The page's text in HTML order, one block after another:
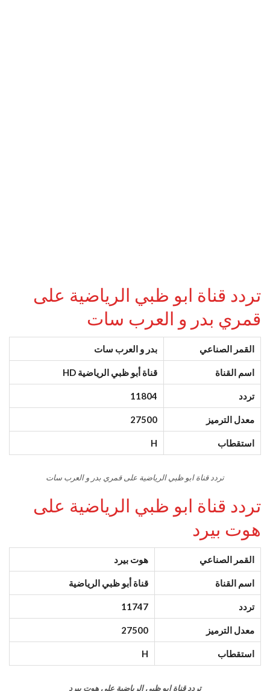
تردد قناة ابو ظبي الرياضية على
قمري بدر و العرب سات
القمر الصناعي بدر و العرب سات
اسم القناة قناة أبو ظبي الرياضية HD
تردد 11804
معدل الترميز 27500
استقطاب H
تردد قناة ابو ظبي الرياضية على قمري بدر و العرب سات
تردد قناة ابو ظبي الرياضية على
هوت بيرد
القمر الصناعي هوت بيرد
اسم القناة قناة أبو ظبي الرياضية
تردد 11747
معدل الترميز 27500
استقطاب H
تردد قناة ابو ظبي الرياضية على هوت بيرد